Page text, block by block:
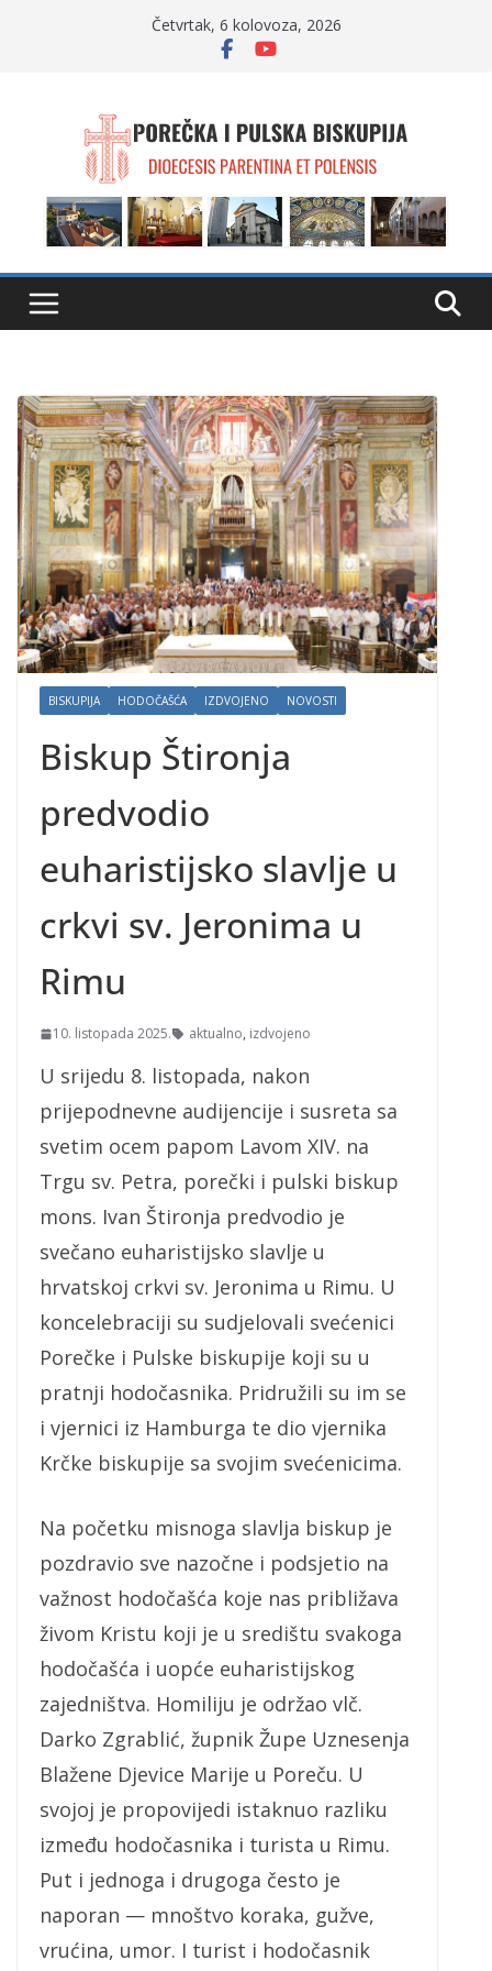
Četvrtak, 6 kolovoza, 2026
BISKUPIJA HODOČAŠĆA IZDVOJENO NOVOSTI
Biskup Štironja
predvodio
euharistijsko slavlje u
crkvi sv. Jeronima u
Rimu
10. listopada 2025. aktualno, izdvojeno
U srijedu 8. listopada, nakon
prijepodnevne audijencije i susreta sa
svetim ocem papom Lavom XIV. na
Trgu sv. Petra, porečki i pulski biskup
mons. Ivan Štironja predvodio je
svečano euharistijsko slavlje u
hrvatskoj crkvi sv. Jeronima u Rimu. U
koncelebraciji su sudjelovali svećenici
Porečke i Pulske biskupije koji su u
pratnji hodočasnika. Pridružili su im se
i vjernici iz Hamburga te dio vjernika
Krčke biskupije sa svojim svećenicima.
Na početku misnoga slavlja biskup je
pozdravio sve nazočne i podsjetio na
važnost hodočašća koje nas približava
živom Kristu koji je u središtu svakoga
hodočašća i uopće euharistijskog
zajedništva. Homiliju je održao vlč.
Darko Zgrablić, župnik Župe Uznesenja
Blažene Djevice Marije u Poreču. U
svojoj je propovijedi istaknuo razliku
između hodočasnika i turista u Rimu.
Put i jednoga i drugoga često je
naporan — mnoštvo koraka, gužve,
vrućina, umor. I turist i hodočasnik